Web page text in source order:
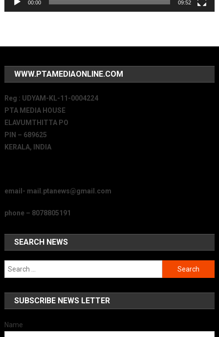
00:00 09:52
WWW.PTAMEDIAONLINE.COM
Reg : UDYAM-KL-11-0004224
PTA MEDIA HOUSE
ELAVUMTHITTA PO
PIN – 689625
KERALA, INDIA
email- mail.ptanews@gmail.com
phone – 8078805191
SEARCH NEWS
Search
for:
SUBSCRIBE NEWS LETTER
Name